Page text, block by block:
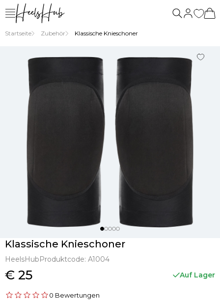
Startseite Zubehör Klassische Knieschoner
Klassische Knieschoner
HeelsHubProduktcode: A1004
€ 25 Auf Lager
0 Bewertungen